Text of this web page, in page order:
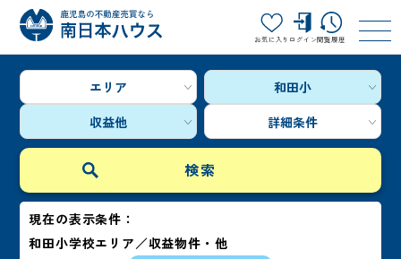
お気に入り ログイン閲覧履歴
エリア
和田小
収益他
詳細条件
現在の表示条件：
和田小学校エリア／収益物件・他